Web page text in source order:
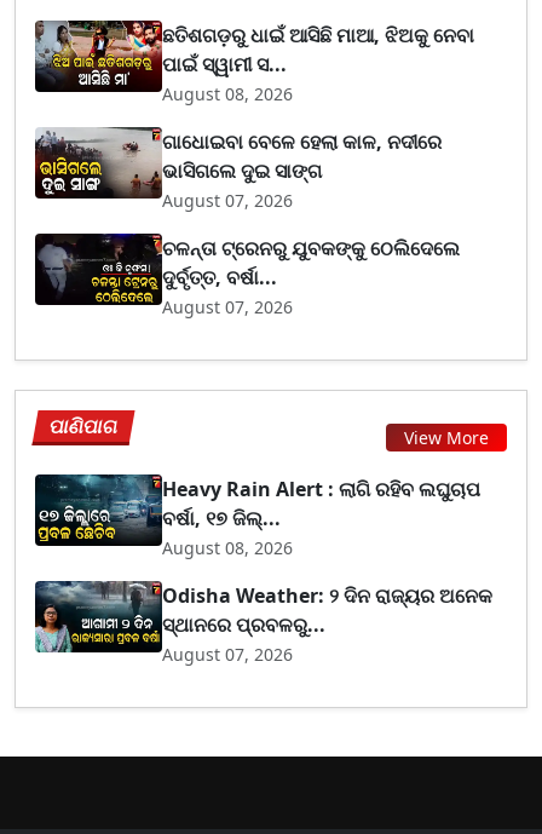
ଛତିଶଗଡ଼ରୁ ଧାଇଁ ଆସିଛି ମାଆ, ଝିଅକୁ ନେବା
ପାଇଁ ସ୍ୱାମୀ ସ...
August 08, 2026
ଗାଧୋଇବା ବେଳେ ହେଲା କାଳ, ନଦୀରେ
ଭାସିଗଲେ ଦୁଇ ସାଙ୍ଗ
August 07, 2026
ଚଳନ୍ତା ଟ୍ରେନରୁ ଯୁବକଙ୍କୁ ଠେଲିଦେଲେ
ଦୁର୍ବୃତ୍ତ, ବର୍ଷା...
August 07, 2026
ପାଣିପାଗ View More
Heavy Rain Alert : ଲାଗି ରହିବ ଲଘୁଚାପ
ବର୍ଷା, ୧୭ ଜିଲ୍...
August 08, 2026
Odisha Weather: ୨ ଦିନ ରାଜ୍ୟର ଅନେକ
ସ୍ଥାନରେ ପ୍ରବଳରୁ...
August 07, 2026